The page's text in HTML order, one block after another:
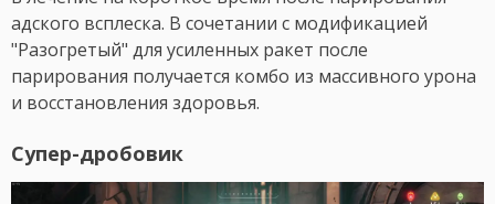
адского всплеска. В сочетании с модификацией
"Разогретый" для усиленных ракет после
парирования получается комбо из массивного урона
и восстановления здоровья.
Супер-дробовик